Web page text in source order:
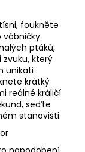
foukněte
ptáků,
který
unikati
krátký
reálné králičí
seďte
stanovišti.